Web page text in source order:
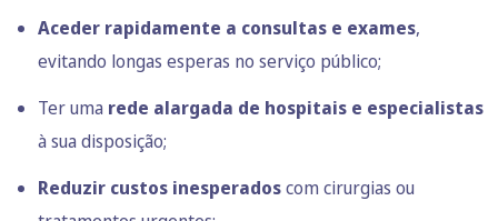
Aceder rapidamente a consultas e exames,
evitando longas esperas no serviço público;
Ter uma rede alargada de hospitais e especialistas
à sua disposição;
Reduzir custos inesperadoscom cirurgias ou